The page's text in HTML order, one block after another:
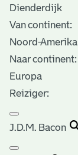
Dienderdijk
Van continent:
Noord-Amerika
Naar continent:
Europa
Reiziger:
J.D.M. Bacon